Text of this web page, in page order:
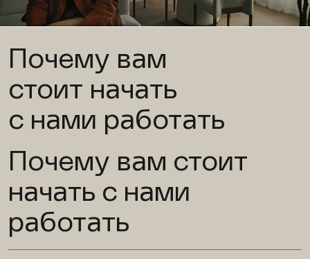
Почему вам
стоит начать
с нами работать
Почему вам стоит
начать с нами
работать